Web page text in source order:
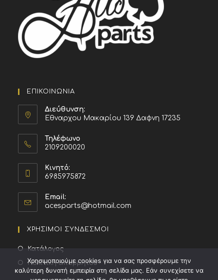
ΕΠΙΚΟΙΝΩΝΙΑ
Διεύθυνση:
Εθναρχου Μακαρίου 139 Δαφνη 17235
Τηλέφωνο
2109200020
Κινητό:
6985975872
Email:
acesparts@hotmail.com
ΧΡΗΣΙΜΟΙ ΣΥΝΔΕΣΜΟΙ
Κατάλογος
Πολιτική απορρήτου
Χρησιμοποιούμε cookies για να σας προσφέρουμε την
καλύτερη δυνατή εμπειρία στη σελίδα μας. Εάν συνεχίσετε να